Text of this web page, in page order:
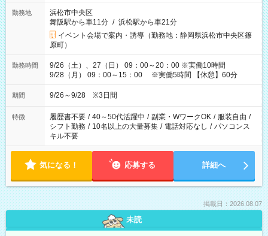
働8時間を越えた時給：1875円）
勤務地
浜松市中央区
舞阪駅から車11分 / 浜松駅から車21分
イベント会場で案内・誘導（勤務地：静岡県浜松市中央区篠
原町）
勤務時間
9/26（土）、27（日） 09：00～20：00 ※実働10時間
9/28（月） 09：00～15：00 ※実働5時間 【休憩】60分
期間 9/26～9/28 ※3日間
特徴 履歴書不要 / 40～50代活躍中 / 副業・WワークOK / 服装自由 /
シフト勤務 / 10名以上の大量募集 / 電話対応なし / パソコンス
キル不要
気になる！ 応募する 詳細へ
掲載日：2026.08.07
未読